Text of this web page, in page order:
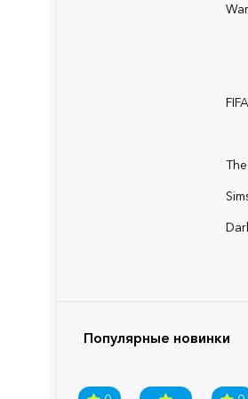
FIFA
The
Популярные новинки